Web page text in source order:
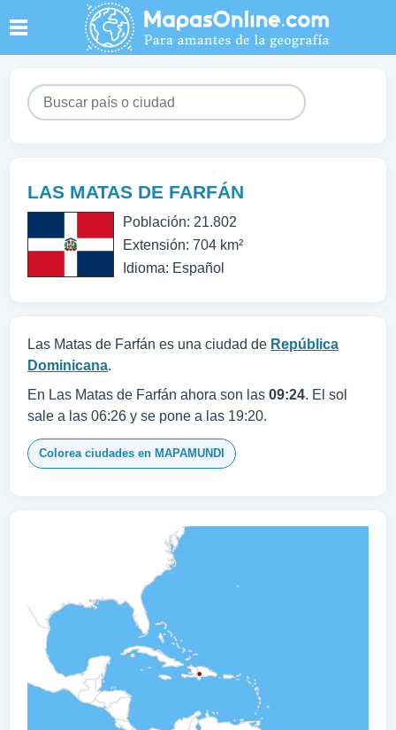
LAS MATAS DE FARFÁN
Población: 21.802
Extensión: 704 km²
Idioma: Español
Las Matas de Farfán es una ciudad de República
Dominicana.
En Las Matas de Farfán ahora son las 09:24. El sol
sale a las 06:26 y se pone a las 19:20.
Colorea ciudades en MAPAMUNDI